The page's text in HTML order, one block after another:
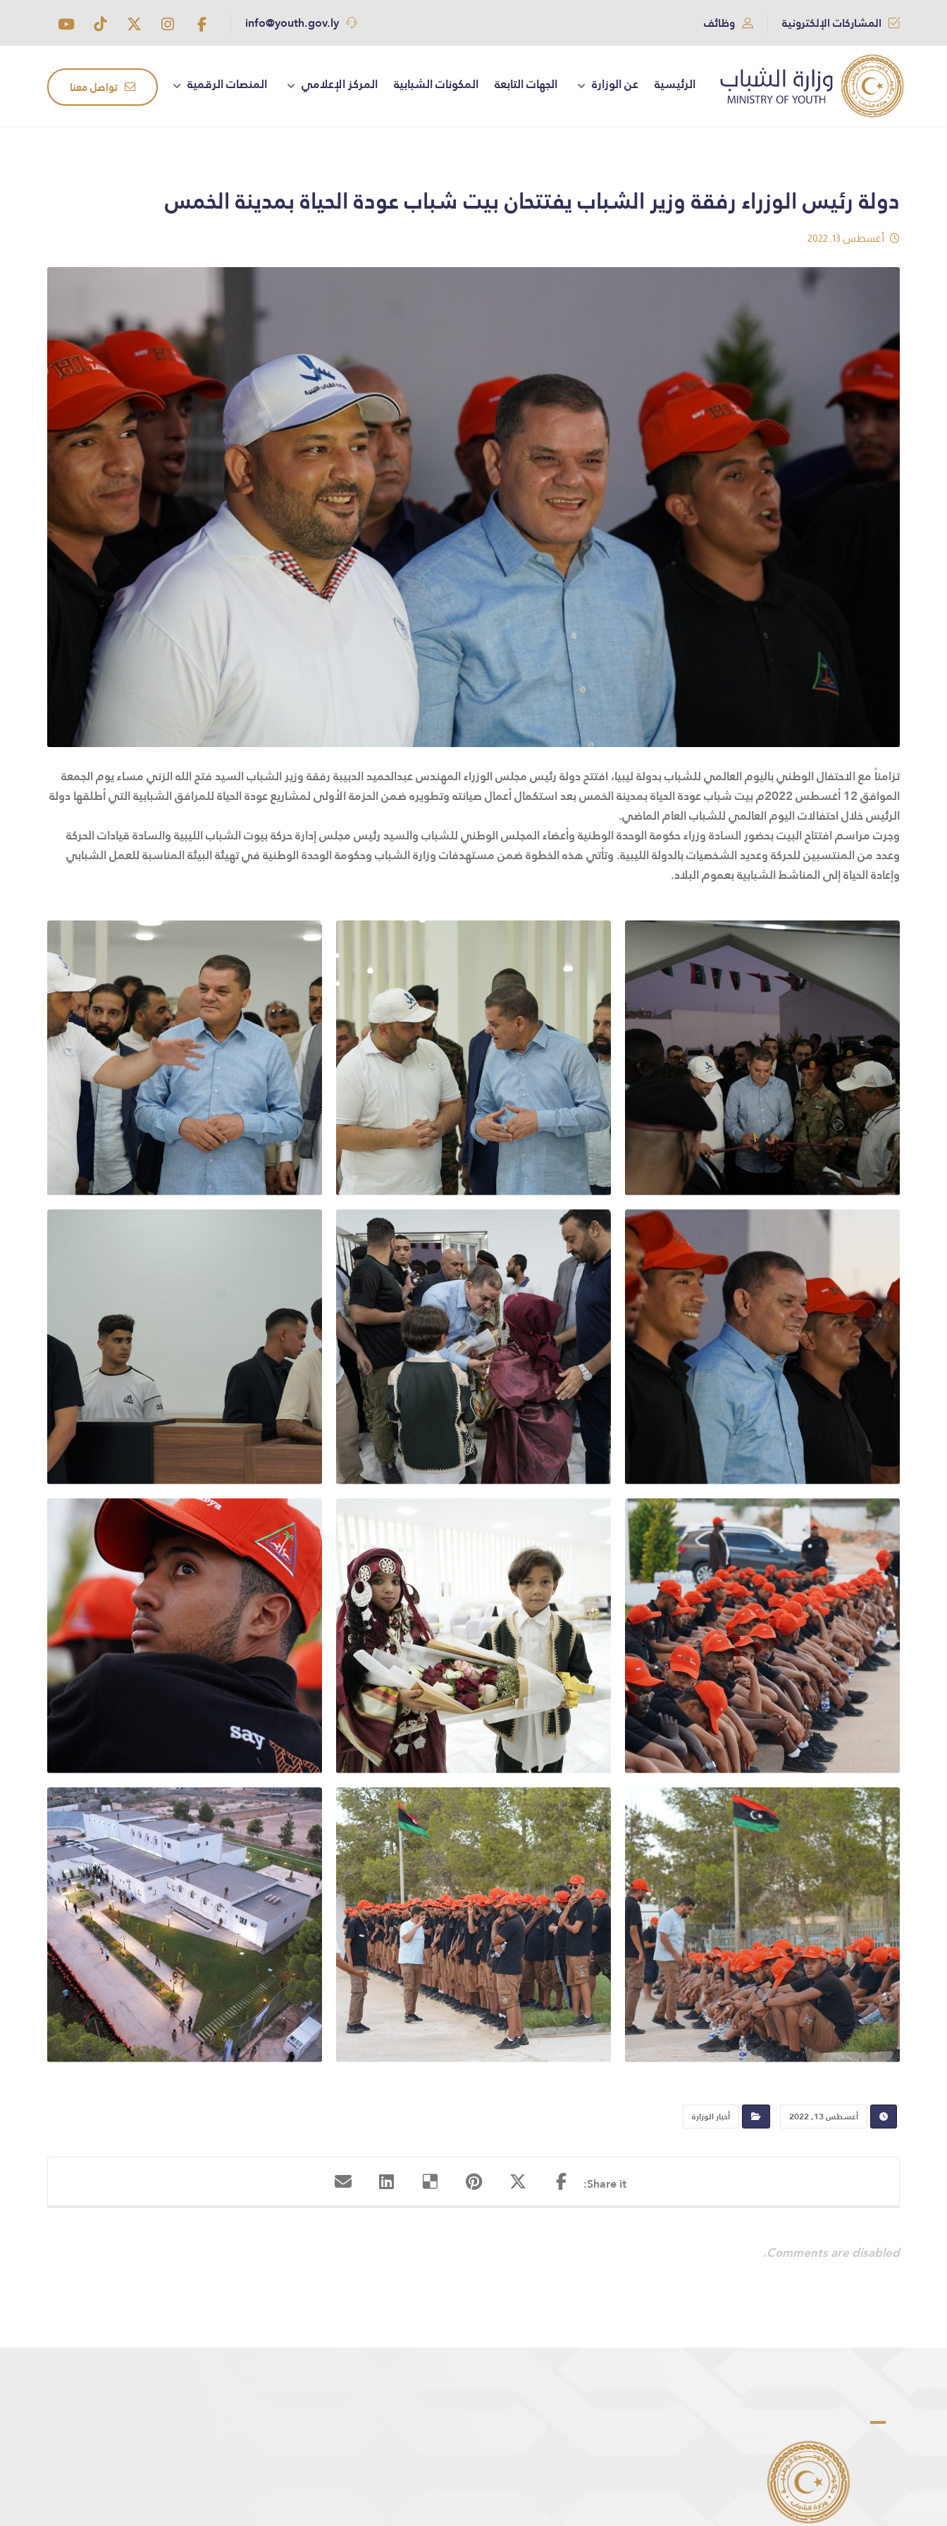
المشاركات الإلكترونية وظائف info@youth.gov.ly
تواصل معنا الرئيسية عن الوزارة الجهات التابعة المكونات الشبابية المركز الإعلامي المنصات الرقمية
دولة رئيس الوزراء رفقة وزير الشباب يفتتحان بيت شباب عودة الحياة بمدينة الخمس
أغسطس 13, 2022
تزامناً مع الاحتفال الوطني باليوم العالمي للشباب بدولة ليبيا، افتتح دولة رئيس مجلس الوزراء المهندس عبدالحميد الدبيبة رفقة وزير الشباب السيد فتح الله الزني مساء يوم الجمعة
الموافق 12 أغسطس 2022م بيت شباب عودة الحياة بمدينة الخمس بعد استكمال أعمال صيانته وتطويره ضمن الحزمة الأولى لمشاريع عودة الحياة للمرافق الشبابية التي أطلقها دولة
الرئيس خلال احتفالات اليوم العالمي للشباب العام الماضي.
وجرت مراسم افتتاح البيت بحضور السادة وزراء حكومة الوحدة الوطنية وأعضاء المجلس الوطني للشباب والسيد رئيس مجلس إدارة حركة بيوت الشباب الليبية والسادة قيادات الحركة
وعدد من المنتسبين للحركة وعديد الشخصيات بالدولة الليبية. وتأتي هذه الخطوة ضمن مستهدفات وزارة الشباب وحكومة الوحدة الوطنية في تهيئة البيئة المناسبة للعمل الشبابي
وإعادة الحياة إلى المناشط الشبابية بعموم البلاد.
أغسطس 13, 2022 أخبار الوزارة
Comments are disabled.